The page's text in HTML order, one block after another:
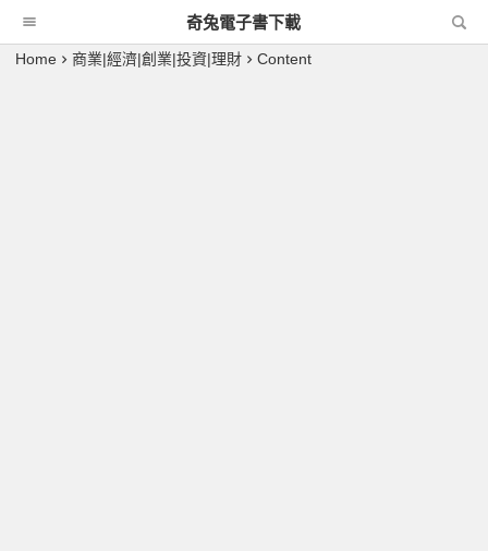
奇兔電子書下載
Home 商業|經濟|創業|投資|理財 Content